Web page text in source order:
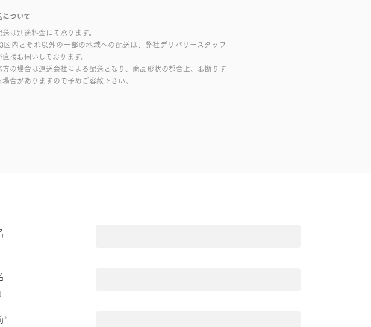
について
送は別途料金にて承ります。
区内とそれ以外の一部の地域への配送は、弊社デリバリースタッフ
直接お伺いしております。
方の場合は運送会社による配送となり、商品形状の都合上、お断りす
場合がありますので予めご容赦下さい。
*